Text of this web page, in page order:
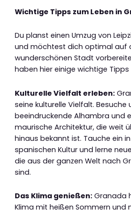
Wichtige Tipps zum Leben in
Du planst einen Umzug von
und möchtest dich optimal auf
wunderschönen Stadt
haben hier einige wichtige
Kulturelle Vielfalt erleben:
seine kulturelle Vielfalt. Besuche
beeindruckende Alhambra und
maurische Architektur, die weit
hinaus bekannt ist. Tauche ein
spanischen Kultur und lerne
die aus der ganzen Welt nach
sind.
Das Klima genießen: Granada
Klima mit heißen Sommern und